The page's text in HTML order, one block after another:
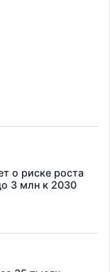
о риске роста
3 млн к 2030